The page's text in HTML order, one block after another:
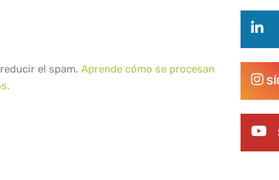
el spam.Aprende cómo se procesan